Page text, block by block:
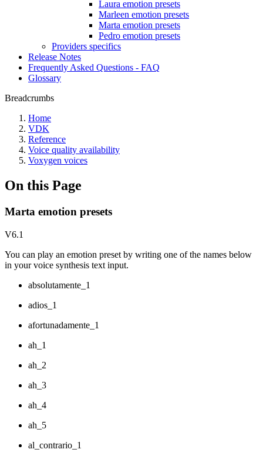
Laura emotion presets
Marleen emotion presets
Marta emotion presets
Pedro emotion presets
Providers specifics
Release Notes
Frequently Asked Questions - FAQ
Glossary
Breadcrumbs
Home
VDK
Reference
Voice quality availability
Voxygen voices
On this Page
Marta emotion presets
V6.1
You can play an emotion preset by writing one of the names below
in your voice synthesis text input.
absolutamente_1
adios_1
afortunadamente_1
ah_1
ah_2
ah_3
ah_4
ah_5
al_contrario_1